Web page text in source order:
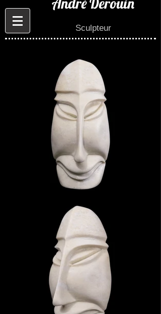
Sculpteur